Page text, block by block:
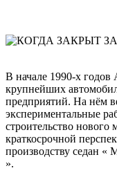
В начале 1990-х
крупнейших
предприятий. На нём
экспериментальные
строительство нового
краткосрочной
производству седан «
».